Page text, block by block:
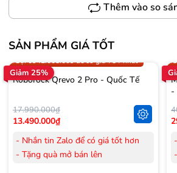
Thêm vào so
SẢN PHẨM GIÁ TỐT
Giảm 25%
Trợ giá 300.000đ
Gọi 0942.008.009 để có giá TỐT nhất
Roborock Qrevo 2 Pro - Quốc Tế
17.990.000₫
13.490.000₫
- Nhắn tin Zalo để có giá tốt hơn
- Tặng quà mở bán lên
-